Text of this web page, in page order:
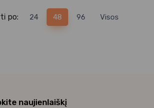
po: 24 48 96 Visos
naujienlaiškį